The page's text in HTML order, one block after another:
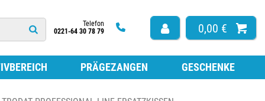
Telefon
0221-64 30 78 79
0,00 €
PRÄGEZANGEN GESCHENKE